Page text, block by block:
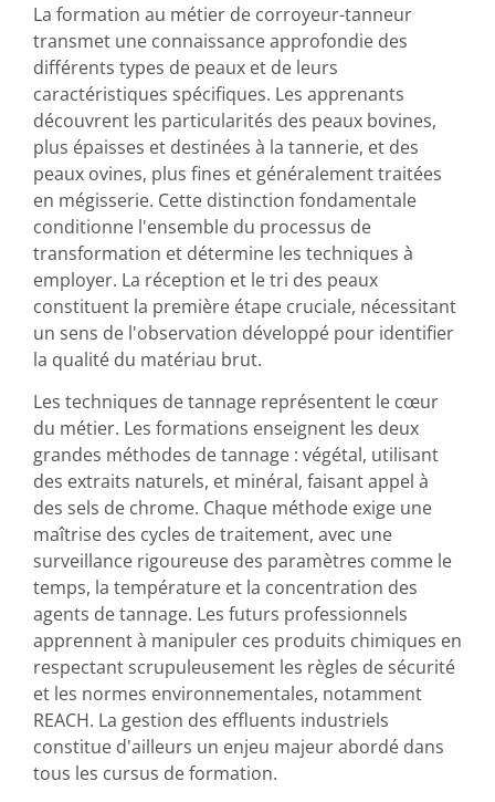
La formation au métier de corroyeur-tanneur
transmet une connaissance approfondie des
différents types de peaux et de leurs
caractéristiques spécifiques. Les apprenants
découvrent les particularités des peaux bovines,
plus épaisses et destinées à la tannerie, et des
peaux ovines, plus fines et généralement traitées
en mégisserie. Cette distinction fondamentale
conditionne l'ensemble du processus de
transformation et détermine les techniques à
employer. La réception et le tri des peaux
constituent la première étape cruciale, nécessitant
un sens de l'observation développé pour identifier
la qualité du matériau brut.
Les techniques de tannage représentent le cœur
du métier. Les formations enseignent les deux
grandes méthodes de tannage : végétal, utilisant
des extraits naturels, et minéral, faisant appel à
des sels de chrome. Chaque méthode exige une
maîtrise des cycles de traitement, avec une
surveillance rigoureuse des paramètres comme le
temps, la température et la concentration des
agents de tannage. Les futurs professionnels
apprennent à manipuler ces produits chimiques en
respectant scrupuleusement les règles de sécurité
et les normes environnementales, notamment
REACH. La gestion des effluents industriels
constitue d'ailleurs un enjeu majeur abordé dans
tous les cursus de formation.